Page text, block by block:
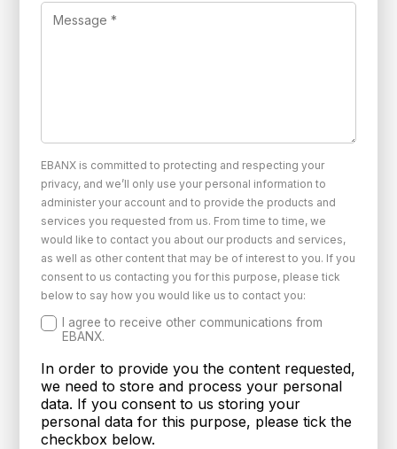
EBANX is committed to protecting and respecting your
privacy, and we’ll only use your personal information to
administer your account and to provide the products and
services you requested from us. From time to time, we
would like to contact you about our products and services,
as well as other content that may be of interest to you. If you
consent to us contacting you for this purpose, please tick
below to say how you would like us to contact you:
I agree to receive other communications from
EBANX.
In order to provide you the content requested,
we need to store and process your personal
data. If you consent to us storing your
personal data for this purpose, please tick the
checkbox below.